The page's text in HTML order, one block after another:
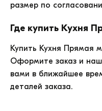
размер по
Где купить Кухня
Купить Кухня Прямая
Оформите заказ и
вами в ближайшее
деталей заказа.